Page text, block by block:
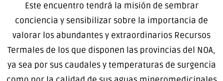
Este encuentro tendrá la misión de sembrar
conciencia y sensibilizar sobre la importancia de
valorar los abundantes y extraordinarios Recursos
Termales de los que disponen las provincias del NOA,
ya sea por sus caudales y temperaturas de surgencia